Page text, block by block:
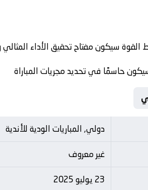
القوة سيكون مفتاح تحقيق الأداء المثالي
حاسمًا في تحديد مجريات المباراة
دولي, المباريات الودية للأندية
غير معروف
23 يوليو 2025